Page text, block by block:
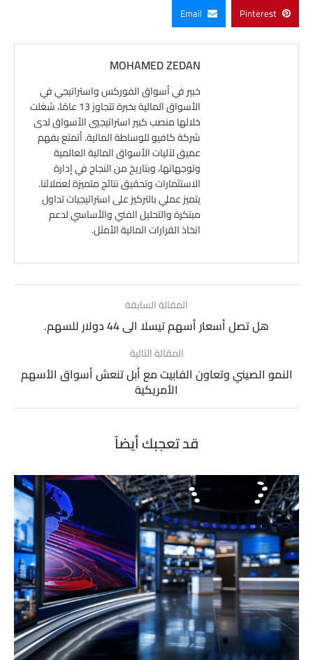
Pinterest
Email
MOHAMED ZEDAN
خبير في أسواق الفوركس واستراتيجي في
الأسواق المالية بخبرة تتجاوز 13 عامًا، شغلت
خلالها منصب كبير استراتيجيي الأسواق لدى
شركة كافيو للوساطة المالية. أتمتع بفهم
عميق لآليات الأسواق المالية العالمية
وتوجهاتها، وبتاريخ من النجاح في إدارة
الاستثمارات وتحقيق نتائج متميزة لعملائنا.
يتميز عملي بالتركيز على استراتيجيات تداول
مبتكرة والتحليل الفني والأساسي لدعم
اتخاذ القرارات المالية الأمثل.
المقالة السابقة
هل تصل أسعار أسهم تيسلا الى 44 دولار للسهم.
المقالة التالية
النمو الصيني وتعاون الفابيت مع أبل تنعش أسواق الأسهم
الأمريكية
قد تعجبك أيضاً